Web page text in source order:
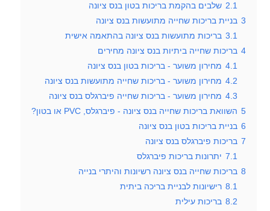
2.1 שלבים בהקמת בריכות בטון בנס ציונה
3 בניית בריכות שחייה מתועשות בנס ציונה
3.1 בריכות מתועשות בנס ציונה בהתאמה אישית
4 בריכות שחייה ביתיות בנס ציונה מחירים
4.1 מחירון משוער - בריכות בטון בנס ציונה
4.2 מחירון משוער - בריכות שחייה מתועשות בנס ציונה
4.3 מחירון משוער - בריכות שחייה פיברגלס בנס ציונה
5 השוואת בריכות שחייה בנס ציונה - פיברגלס, PVC או בטון?
6 בניית בריכות בטון בנס ציונה
7 בריכות פיברגלס בנס ציונה
7.1 יתרונות בריכות פיברגלס
8 בריכות שחייה בנס ציונה רשיונות והיתרי בנייה
8.1 רישיונות לבניית בריכה ביתית
8.2 בריכות עילית